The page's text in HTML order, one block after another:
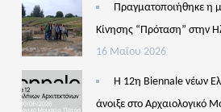
Πραγματοποιήθηκε η
Κίνησης “Πρόταση” στην
16 Μαΐου 2026
Η 12η Biennale νέων
άνοιξε στο Αρχαιολογικό